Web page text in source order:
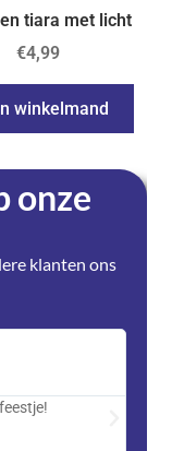
tiara met licht
€4,99
winkelmand
onze
klanten ons